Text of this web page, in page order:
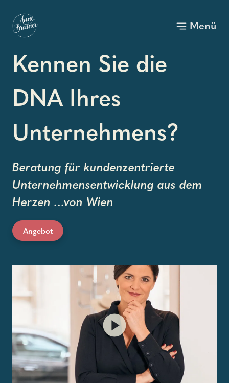
Menü
Kennen Sie die
DNA Ihres
Unternehmens?
Beratung für kundenzentrierte
Unternehmensentwicklung aus dem
Herzen ...von Wien
Angebot
Play